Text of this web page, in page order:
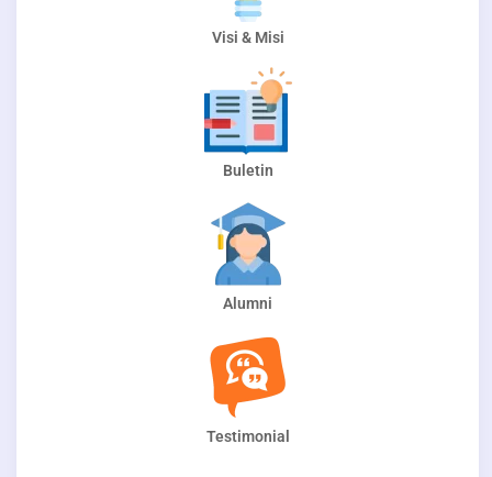
Visi & Misi
Buletin
Alumni
Testimonial